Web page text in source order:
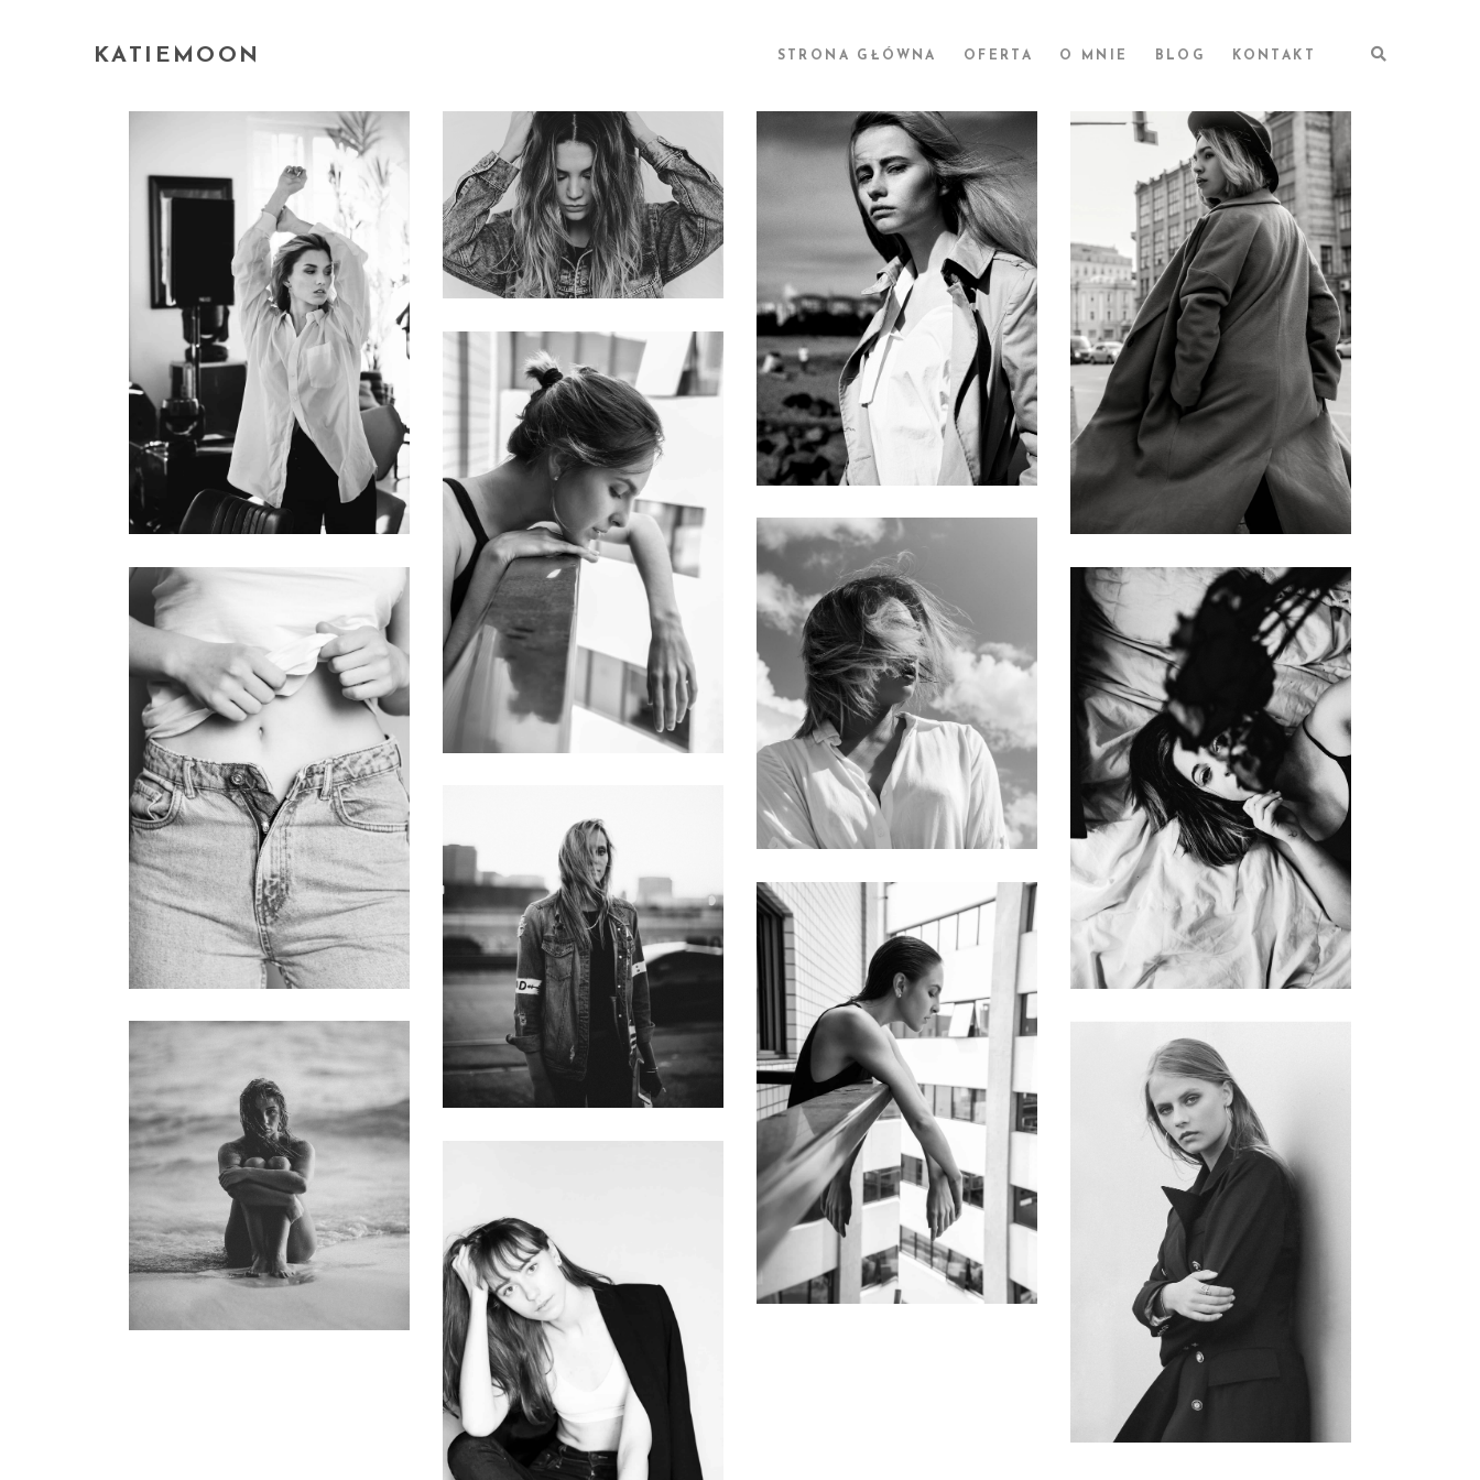
KATIEMOON STRONA GŁÓWNA OFERTA O MNIE BLOG KONTAKT